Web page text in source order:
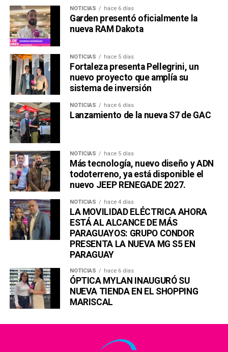
NOTICIAS hace 6 días
Garden presentó oficialmente la
nueva RAM Dakota
NOTICIAS hace 5 días
Fortaleza presenta Pellegrini, un
nuevo proyecto que amplía su
sistema de inversión
NOTICIAS hace 6 días
Lanzamiento de la nueva S7 de GAC
NOTICIAS hace 5 días
Más tecnología, nuevo diseño y ADN
todoterreno, ya está disponible el
nuevo JEEP RENEGADE 2027.
NOTICIAS hace 4 días
LA MOVILIDAD ELÉCTRICA AHORA
ESTÁ AL ALCANCE DE MÁS
PARAGUAYOS: GRUPO CONDOR
PRESENTA LA NUEVA MG S5 EN
PARAGUAY
NOTICIAS hace 6 días
ÓPTICA MYLAN INAUGURÓ SU
NUEVA TIENDA EN EL SHOPPING
MARISCAL